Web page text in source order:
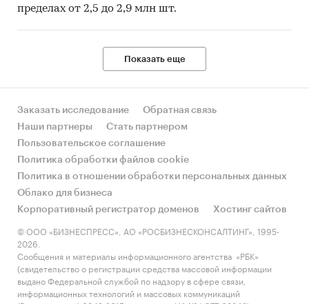
пределах от 2,5 до 2,9 млн шт.
Показать еще
Заказать исследование
Обратная связь
Наши партнеры
Стать партнером
Пользовательское соглашение
Политика обработки файлов cookie
Политика в отношении обработки персональных данных
Облако для бизнеса
Корпоративный регистратор доменов
Хостинг сайтов
© ООО «БИЗНЕСПРЕСС», АО «РОСБИЗНЕСКОНСАЛТИНГ», 1995-
2026.
Сообщения и материалы информационного агентства «РБК»
(свидетельство о регистрации средства массовой информации
выдано Федеральной службой по надзору в сфере связи,
информационных технологий и массовых коммуникаций